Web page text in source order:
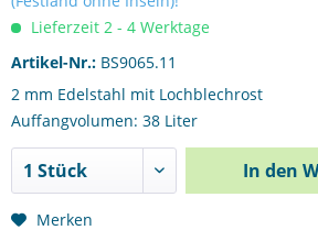
Lieferzeit 2 - 4 Werktage
Artikel-Nr.: BS9065.11
2 mm Edelstahl mit Lochblechrost
Auffangvolumen: 38 Liter
In den
Merken